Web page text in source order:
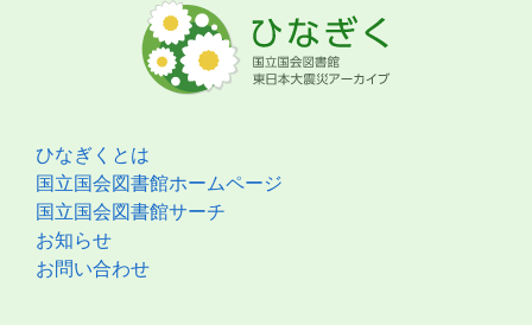
ひなぎくとは
国立国会図書館ホームページ
国立国会図書館サーチ
お知らせ
お問い合わせ